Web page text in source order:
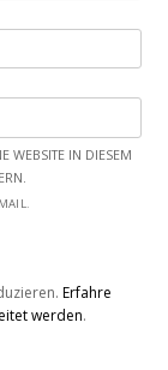
WEBSITE IN DIESEM
Erfahre
werden.